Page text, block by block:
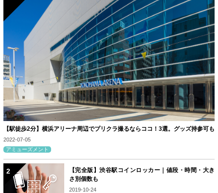
【駅徒歩2分】横浜アリーナ周辺でプリクラ撮るならココ！3選。グッズ持参可も
2022-07-05
アミューズメント
【完全版】渋谷駅コインロッカー｜値段・時間・大き
さ別個数も
2019-10-24